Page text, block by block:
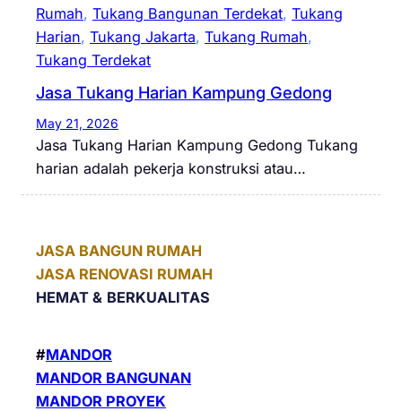
Rumah, Tukang Bangunan Terdekat, Tukang
Harian, Tukang Jakarta, Tukang Rumah
Tukang Terdekat
Jasa Tukang Harian Kampung Gedong
May 21, 2026
Jasa Tukang Harian Kampung Gedong Tukang
harian adalah pekerja konstruksi atau…
JASA BANGUN RUMAH
JASA RENOVASI RUMAH
HEMAT & BERKUALITAS
#MANDOR
MANDOR BANGUNAN
MANDOR PROYEK